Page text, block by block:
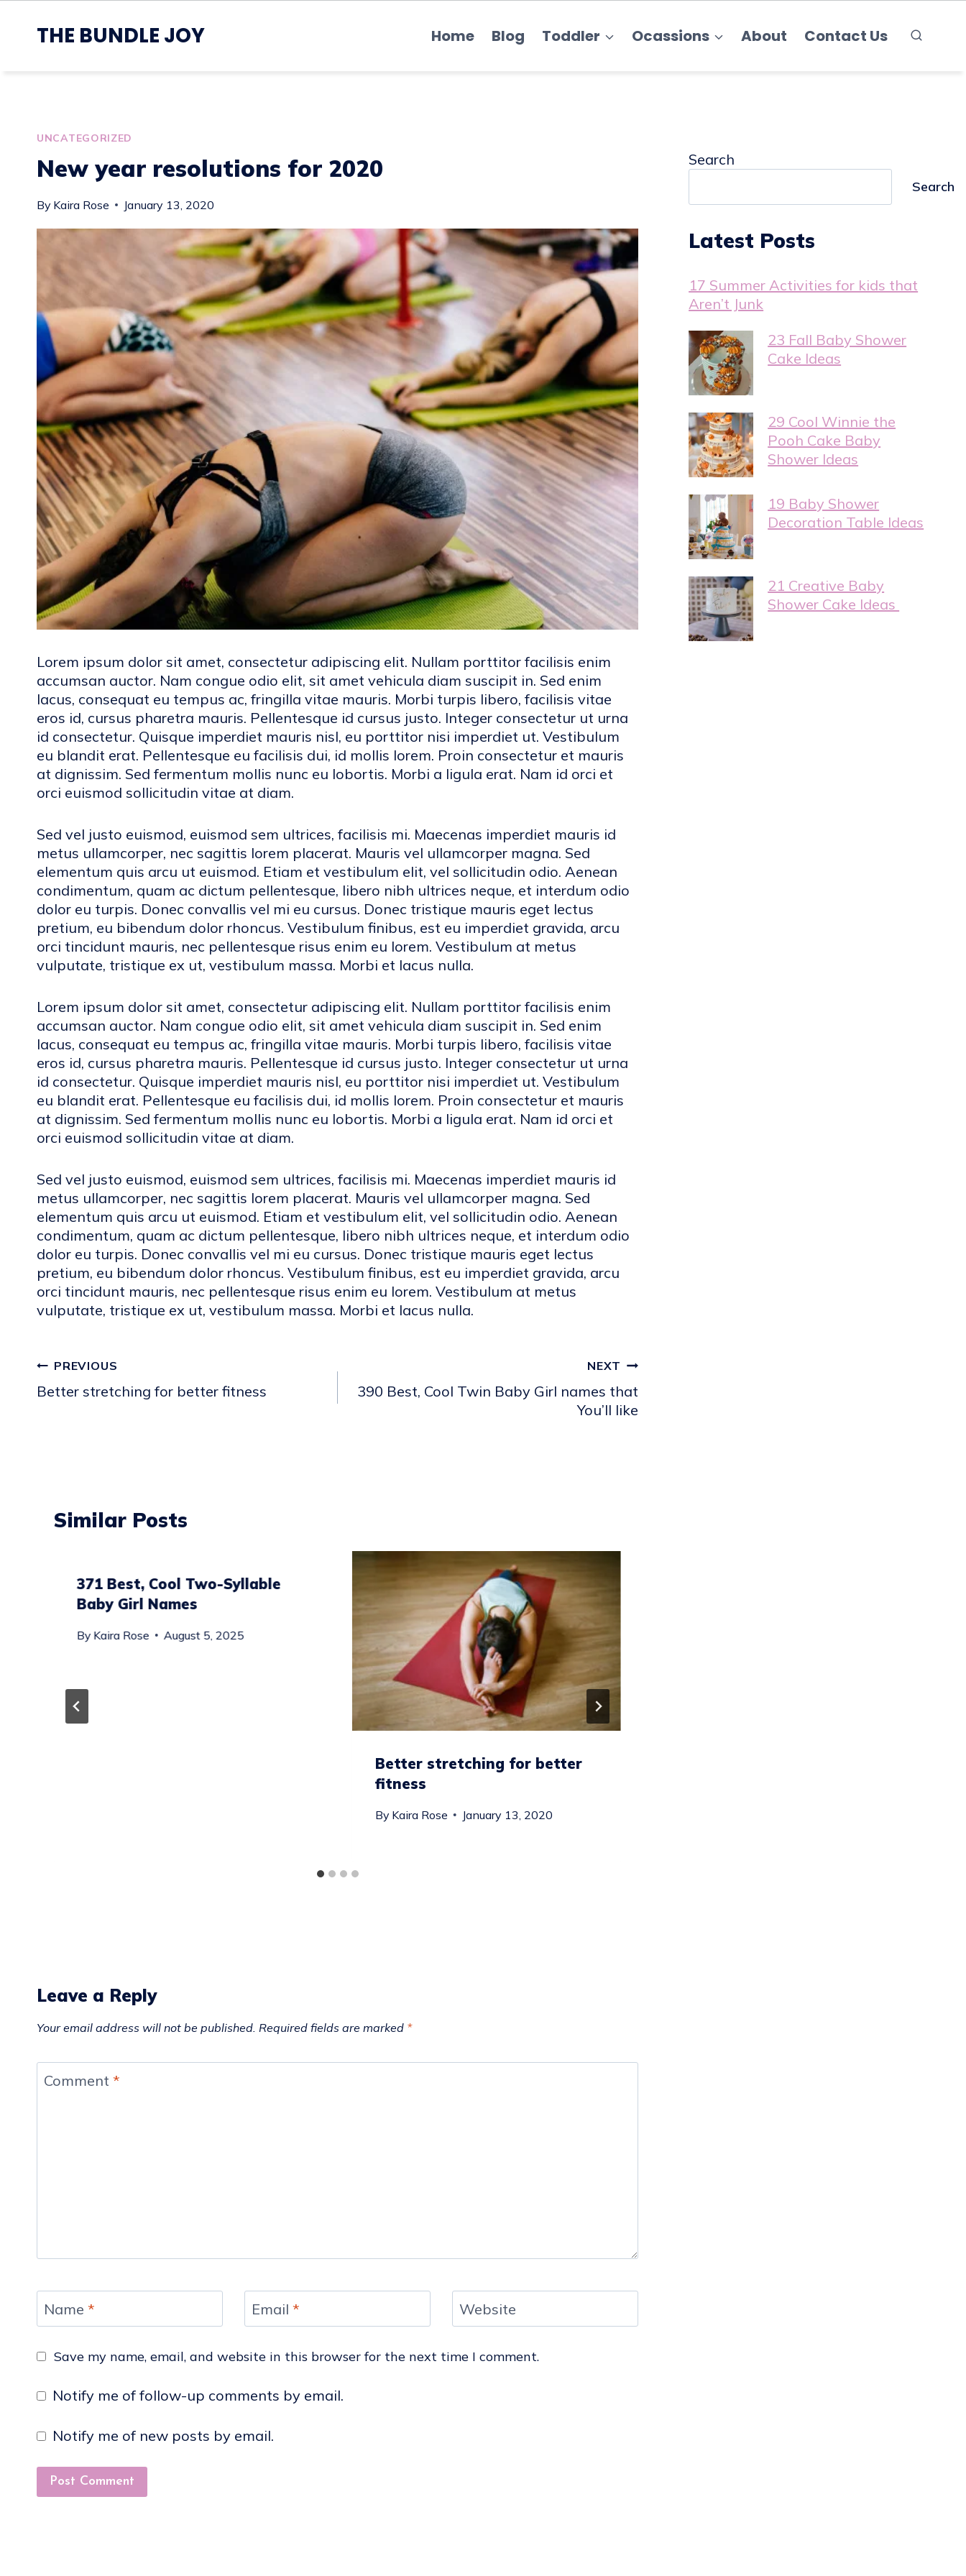
contentTHE BUNDLE JOY Home Blog Toddler Ocassions About Contact Us
UNCATEGORIZED
New year resolutions for 2020
By Kaira Rose January 13, 2020
Lorem ipsum dolor sit amet, consectetur adipiscing elit. Nullam porttitor facilisis enim
accumsan auctor. Nam congue odio elit, sit amet vehicula diam suscipit in. Sed enim
lacus, consequat eu tempus ac, fringilla vitae mauris. Morbi turpis libero, facilisis vitae
eros id, cursus pharetra mauris. Pellentesque id cursus justo. Integer consectetur ut urna
id consectetur. Quisque imperdiet mauris nisl, eu porttitor nisi imperdiet ut. Vestibulum
eu blandit erat. Pellentesque eu facilisis dui, id mollis lorem. Proin consectetur et mauris
at dignissim. Sed fermentum mollis nunc eu lobortis. Morbi a ligula erat. Nam id orci et
orci euismod sollicitudin vitae at diam.
Sed vel justo euismod, euismod sem ultrices, facilisis mi. Maecenas imperdiet mauris id
metus ullamcorper, nec sagittis lorem placerat. Mauris vel ullamcorper magna. Sed
elementum quis arcu ut euismod. Etiam et vestibulum elit, vel sollicitudin odio. Aenean
condimentum, quam ac dictum pellentesque, libero nibh ultrices neque, et interdum odio
dolor eu turpis. Donec convallis vel mi eu cursus. Donec tristique mauris eget lectus
pretium, eu bibendum dolor rhoncus. Vestibulum finibus, est eu imperdiet gravida, arcu
orci tincidunt mauris, nec pellentesque risus enim eu lorem. Vestibulum at metus
vulputate, tristique ex ut, vestibulum massa. Morbi et lacus nulla.
Lorem ipsum dolor sit amet, consectetur adipiscing elit. Nullam porttitor facilisis enim
accumsan auctor. Nam congue odio elit, sit amet vehicula diam suscipit in. Sed enim
lacus, consequat eu tempus ac, fringilla vitae mauris. Morbi turpis libero, facilisis vitae
eros id, cursus pharetra mauris. Pellentesque id cursus justo. Integer consectetur ut urna
id consectetur. Quisque imperdiet mauris nisl, eu porttitor nisi imperdiet ut. Vestibulum
eu blandit erat. Pellentesque eu facilisis dui, id mollis lorem. Proin consectetur et mauris
at dignissim. Sed fermentum mollis nunc eu lobortis. Morbi a ligula erat. Nam id orci et
orci euismod sollicitudin vitae at diam.
Sed vel justo euismod, euismod sem ultrices, facilisis mi. Maecenas imperdiet mauris id
metus ullamcorper, nec sagittis lorem placerat. Mauris vel ullamcorper magna. Sed
elementum quis arcu ut euismod. Etiam et vestibulum elit, vel sollicitudin odio. Aenean
condimentum, quam ac dictum pellentesque, libero nibh ultrices neque, et interdum odio
dolor eu turpis. Donec convallis vel mi eu cursus. Donec tristique mauris eget lectus
pretium, eu bibendum dolor rhoncus. Vestibulum finibus, est eu imperdiet gravida, arcu
orci tincidunt mauris, nec pellentesque risus enim eu lorem. Vestibulum at metus
vulputate, tristique ex ut, vestibulum massa. Morbi et lacus nulla.
Post
navigation
PREVIOUS
Better stretching for better fitness
NEXT
390 Best, Cool Twin Baby Girl names that
You’ll like
Similar Posts
371 Best, Cool Two-Syllable
Baby Girl Names
By Kaira Rose August 5, 2025
Better stretching for better
fitness
By Kaira Rose January 13, 2020
Leave a Reply
Your email address will not be published. Required fields are marked *
Comment *
Name * Email * Website
Save my name, email, and website in this browser for the next time I comment.
Notify me of follow-up comments by email.
Notify me of new posts by email.
Search
Search
Latest Posts
17 Summer Activities for kids that
Aren’t Junk
23 Fall Baby Shower
Cake Ideas
29 Cool Winnie the
Pooh Cake Baby
Shower Ideas
19 Baby Shower
Decoration Table Ideas
21 Creative Baby
Shower Cake Ideas